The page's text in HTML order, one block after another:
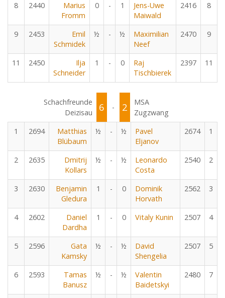
8 2440
Marius
Fromm
0 - 1
Jens-Uwe
Maiwald
2416 8
9 2453
Emil
Schmidek
½ - ½
Maximilian
Neef
2470 9
11 2450
Ilja
Schneider
1 - 0
Raj
Tischbierek
2397 11
Schachfreunde
Deizisau
6 - 2
MSA
Zugzwang
1
2694
Matthias
Blübaum
½ - ½
Pavel
Eljanov
2674 1
2 2635
Dmitrij
Kollars
½ - ½
Leonardo
Costa
2540 2
3 2630
Benjamin
Gledura
1 - 0
Dominik
Horvath
2562 3
4 2602
Daniel
Dardha
1 - 0 Vitaly Kunin 2507 4
5 2596
Gata
Kamsky
½ - ½
David
Shengelia
2507 5
6 2593
Tamas
Banusz
½ - ½
Valentin
Baidetskyi
2480 7